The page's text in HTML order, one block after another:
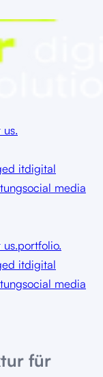
itdigital
social media
portfolio.
itdigital
social media
für